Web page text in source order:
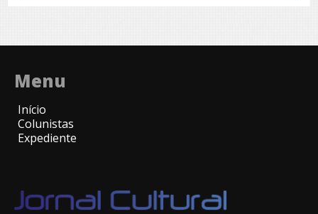
Menu
Início
Colunistas
Expediente